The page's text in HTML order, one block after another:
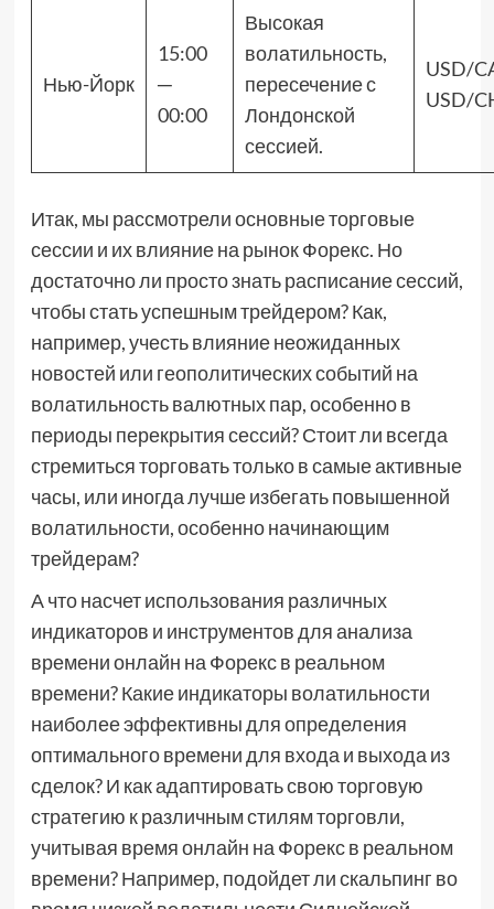
Нью-Йорк
15:00
─
00:00
Высокая
волатильность,
пересечение с
Лондонской
сессией.
USD/
USD/
Итак, мы рассмотрели основные торговые
сессии и их влияние на рынок Форекс. Но
достаточно ли просто знать расписание сессий,
чтобы стать успешным трейдером? Как,
например, учесть влияние неожиданных
новостей или геополитических событий на
волатильность валютных пар, особенно в
периоды перекрытия сессий? Стоит ли всегда
стремиться торговать только в самые активные
часы, или иногда лучше избегать повышенной
волатильности, особенно начинающим
трейдерам?
А что насчет использования различных
индикаторов и инструментов для анализа
времени онлайн на Форекс в реальном
времени? Какие индикаторы волатильности
наиболее эффективны для определения
оптимального времени для входа и выхода из
сделок? И как адаптировать свою торговую
стратегию к различным стилям торговли,
учитывая время онлайн на Форекс в реальном
времени? Например, подойдет ли скальпинг во